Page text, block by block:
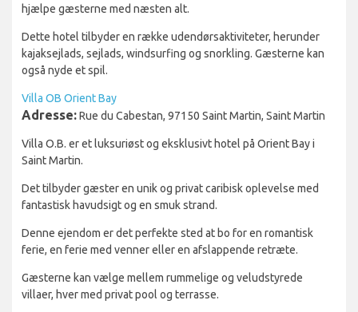
hjælpe gæsterne med næsten alt.
Dette hotel tilbyder en række udendørsaktiviteter, herunder
kajaksejlads, sejlads, windsurfing og snorkling. Gæsterne kan
også nyde et spil.
Villa OB Orient Bay
Adresse:Rue du Cabestan, 97150 Saint Martin, Saint Martin
Villa O.B. er et luksuriøst og eksklusivt hotel på Orient Bay i
Saint Martin.
Det tilbyder gæster en unik og privat caribisk oplevelse med
fantastisk havudsigt og en smuk strand.
Denne ejendom er det perfekte sted at bo for en romantisk
ferie, en ferie med venner eller en afslappende retræte.
Gæsterne kan vælge mellem rummelige og veludstyrede
villaer, hver med privat pool og terrasse.